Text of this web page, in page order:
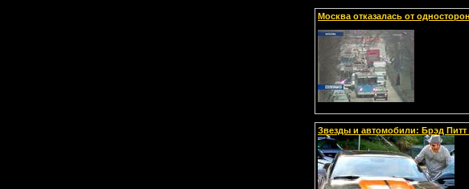
Москва отказалась от
Звезды и автомобили: Брэд Питт